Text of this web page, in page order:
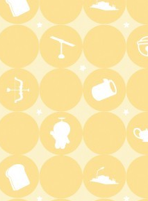
涙は、強さにな
ク! CLUB配信で見